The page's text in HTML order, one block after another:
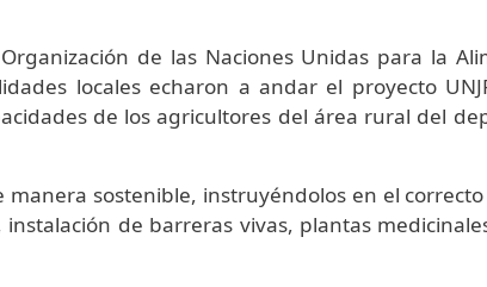
de las Naciones Unidas para la
locales echaron a andar el proyecto
de los agricultores del área rural del
sostenible, instruyéndolos en el
de barreras vivas, plantas